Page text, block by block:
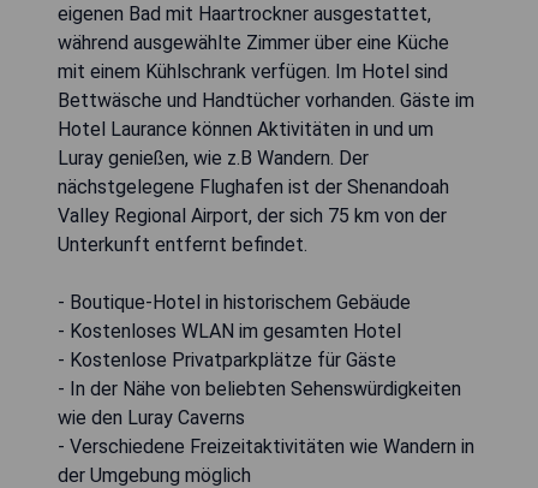
eigenen Bad mit Haartrockner ausgestattet,
während ausgewählte Zimmer über eine Küche
mit einem Kühlschrank verfügen. Im Hotel sind
Bettwäsche und Handtücher vorhanden. Gäste im
Hotel Laurance können Aktivitäten in und um
Luray genießen, wie z.B Wandern. Der
nächstgelegene Flughafen ist der Shenandoah
Valley Regional Airport, der sich 75 km von der
Unterkunft entfernt befindet.
- Boutique-Hotel in historischem Gebäude
- Kostenloses WLAN im gesamten Hotel
- Kostenlose Privatparkplätze für Gäste
- In der Nähe von beliebten Sehenswürdigkeiten
wie den Luray Caverns
- Verschiedene Freizeitaktivitäten wie Wandern in
der Umgebung möglich